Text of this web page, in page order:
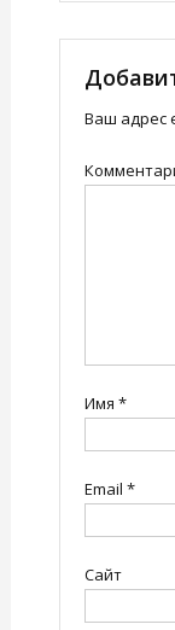
по
Ваш адрес
Имя *
Email *
Сайт